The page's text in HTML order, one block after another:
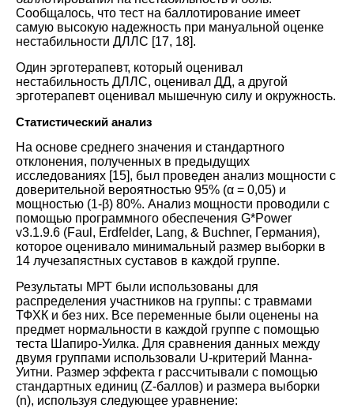
Сообщалось, что тест на баллотирование имеет
самую высокую надежность при мануальной оценке
нестабильности ДЛЛС [17, 18].
Один эрготерапевт, который оценивал
нестабильность ДЛЛС, оценивал ДД, а другой
эрготерапевт оценивал мышечную силу и окружность.
Статистический анализ
На основе среднего значения и стандартного
отклонения, полученных в предыдущих
исследованиях [15], был проведен анализ мощности с
доверительной вероятностью 95% (α = 0,05) и
мощностью (1-β) 80%. Анализ мощности проводили с
помощью программного обеспечения G*Power
v3.1.9.6 (Faul, Erdfelder, Lang, & Buchner, Германия),
которое оценивало минимальный размер выборки в
14 лучезапястных суставов в каждой группе.
Результаты МРТ были использованы для
распределения участников на группы: с травмами
ТФХК и без них. Все переменные были оценены на
предмет нормальности в каждой группе с помощью
теста Шапиро-Уилка. Для сравнения данных между
двумя группами использовали U-критерий Манна-
Уитни. Размер эффекта r рассчитывали с помощью
стандартных единиц (Z-баллов) и размера выборки
(n), используя следующее уравнение: